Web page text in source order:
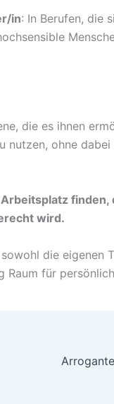
in: In Berufen, die
die es ihnen
nutzen, ohne
wird.
die eigenen
für